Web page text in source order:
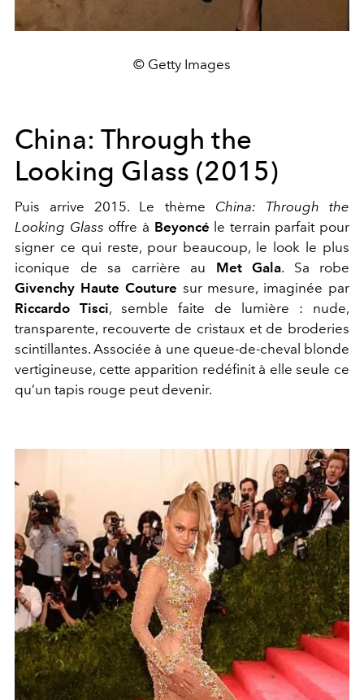
© Getty Images
China: Through the
Looking Glass (2015)
Puis arrive 2015. Le thème China: Through the
Looking Glass offre à Beyoncé le terrain parfait pour
signer ce qui reste, pour beaucoup, le look le plus
iconique de sa carrière au Met Gala. Sa robe
Givenchy Haute Couture sur mesure, imaginée par
Riccardo Tisci, semble faite de lumière : nude,
transparente, recouverte de cristaux et de broderies
scintillantes. Associée à une queue-de-cheval blonde
vertigineuse, cette apparition redéfinit à elle seule ce
qu’un tapis rouge peut devenir.